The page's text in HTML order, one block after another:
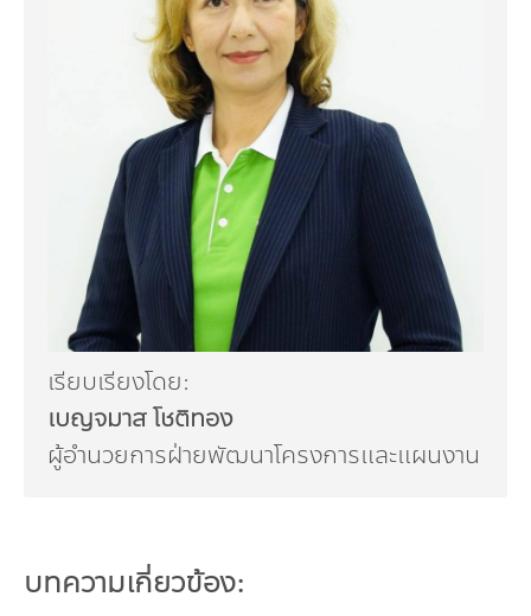
เรียบเรียงโดย:
เบญจมาส โชติทอง
ผู้อำนวยการฝ่ายพัฒนาโครงการและแผนงาน
บทความเกี่ยวข้อง: